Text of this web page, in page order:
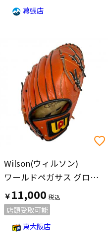
幕張店
Wilson(ウィルソン)
ワールドペガサス グローブ ブラウン
￥11,000
店頭受取可能
東大阪店